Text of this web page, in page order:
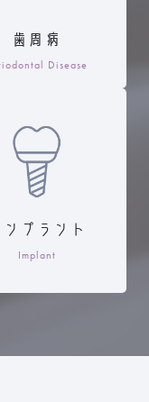
歯周病
Disease
ンプラント
Implant